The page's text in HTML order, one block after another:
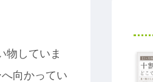
物していま
向かってい